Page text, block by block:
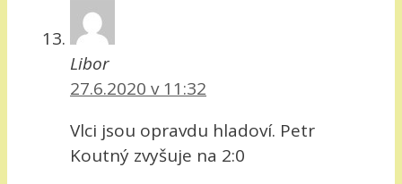
Libor
27.6.2020 v 11:32
Vlci jsou opravdu hladoví. Petr
Koutný zvyšuje na 2:0